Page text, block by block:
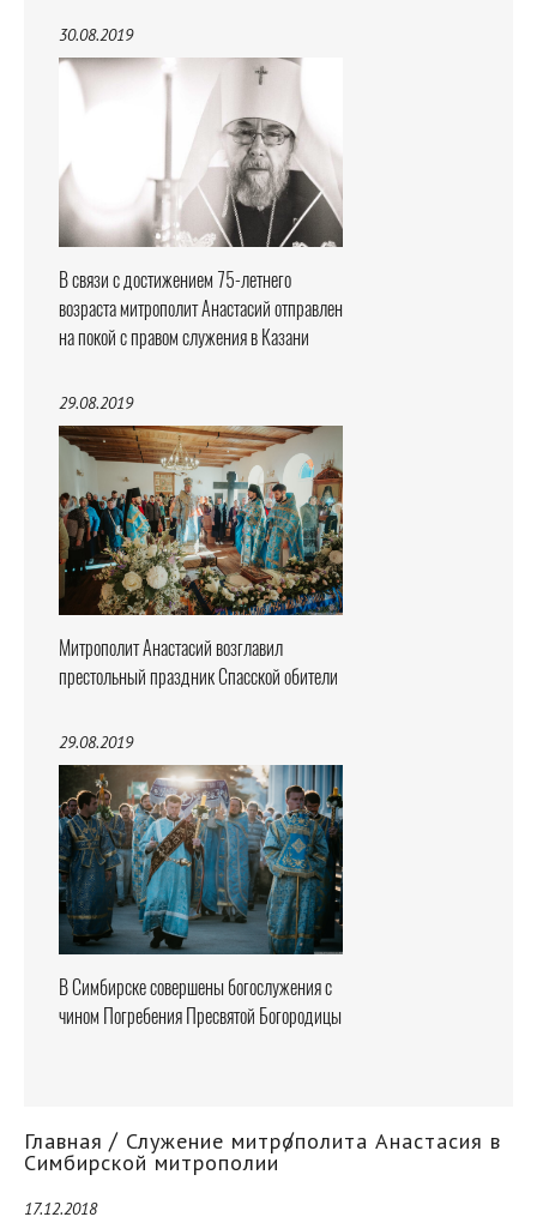
30.08.2019
В связи с достижением 75-летнего
возраста митрополит Анастасий отправлен
на покой с правом служения в Казани
29.08.2019
Митрополит Анастасий возглавил
престольный праздник Спасской обители
29.08.2019
В Симбирске совершены богослужения с
чином Погребения Пресвятой Богородицы
Главная Служение митрополита Анастасия в
Симбирской митрополии
17.12.2018